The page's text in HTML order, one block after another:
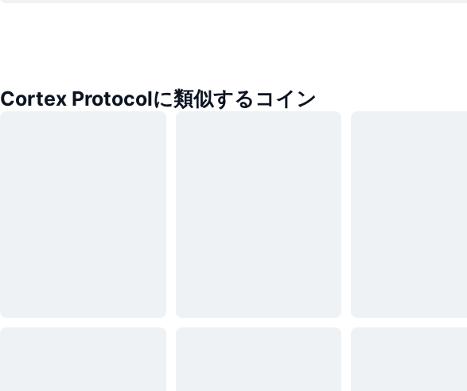
Cortex Protocolに類似するコイン